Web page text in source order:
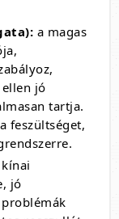
a magas
jó
tartja.
feszültséget,
jó